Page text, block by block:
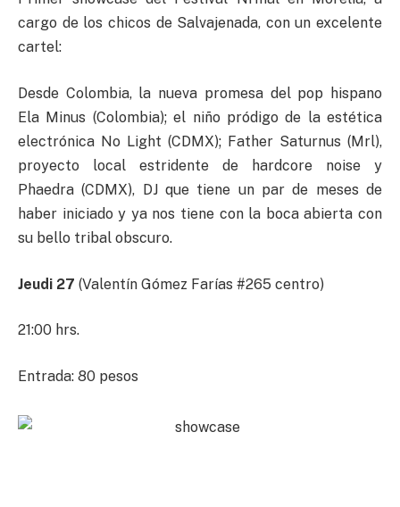
cargo de los chicos de Salvajenada, con un excelente
cartel:
Desde Colombia, la nueva promesa del pop hispano
Ela Minus (Colombia); el niño pródigo de la estética
electrónica No Light (CDMX); Father Saturnus (Mrl),
proyecto local estridente de hardcore noise y
Phaedra (CDMX), DJ que tiene un par de meses de
haber iniciado y ya nos tiene con la boca abierta con
su bello tribal obscuro.
Jeudi 27 (Valentín Gómez Farías #265 centro)
21:00 hrs.
Entrada: 80 pesos